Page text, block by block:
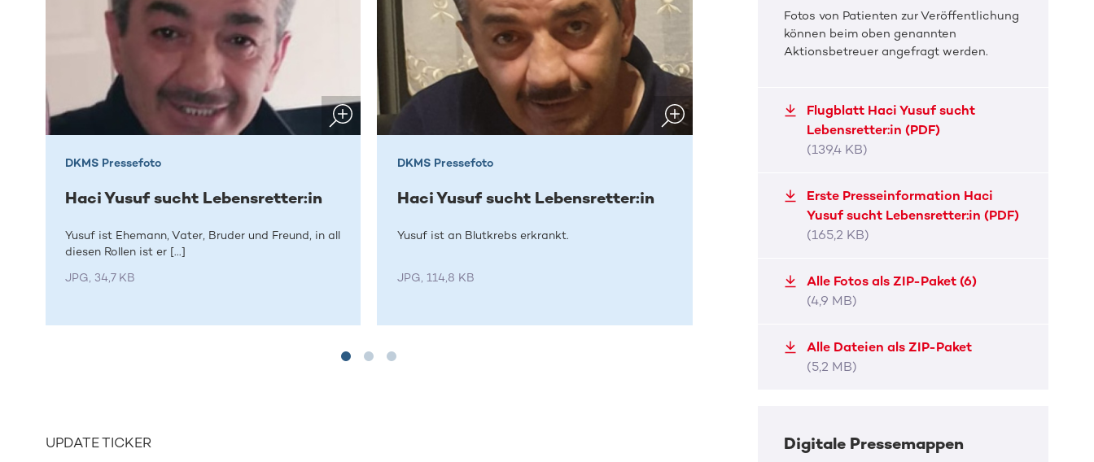
DKMS Pressefoto
Haci Yusuf sucht Lebensretter:in
Yusuf ist Ehemann, Vater, Bruder und Freund, in all
diesen Rollen ist er [...]
JPG, 34,7 KB
DKMS Pressefoto
Haci Yusuf sucht Lebensretter:in
Yusuf ist an Blutkrebs erkrankt.
JPG, 114,8 KB
Haci Yusuf sucht Lebensretter:in
Yusuf benötigt eine Stammzellspende.
JPG, 414,0 KB
UPDATE TICKER
Fotos von Patienten zur Veröffentlichung
können beim oben genannten
Aktionsbetreuer angefragt werden.
Flugblatt Haci Yusuf sucht
Lebensretter:in (PDF)
(139,4 KB)
Erste Presseinformation Haci
Yusuf sucht Lebensretter:in (PDF)
(165,2 KB)
Alle Fotos als ZIP-Paket (6)
(4,9 MB)
Alle Dateien als ZIP-Paket
(5,2 MB)
Digitale Pressemappen